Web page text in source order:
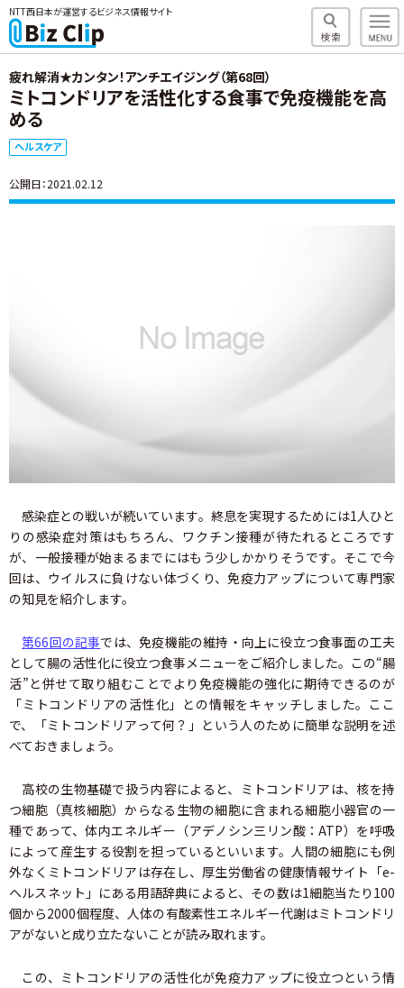
NTT西日本が運営するビジネス情報サイト
疲れ解消★カンタン！アンチエイジング（第68回）
ミトコンドリアを活性化する食事で免疫機能を高
める
ヘルスケア
公開日：2021.02.12
感染症との戦いが続いています。終息を実現するためには1人ひと
りの感染症対策はもちろん、ワクチン接種が待たれるところです
が、一般接種が始まるまでにはもう少しかかりそうです。そこで今
回は、ウイルスに負けない体づくり、免疫力アップについて専門家
の知見を紹介します。
第66回の記事では、免疫機能の維持・向上に役立つ食事面の工夫
として腸の活性化に役立つ食事メニューをご紹介しました。この“腸
活”と併せて取り組むことでより免疫機能の強化に期待できるのが
「ミトコンドリアの活性化」との情報をキャッチしました。ここ
で、「ミトコンドリアって何？」という人のために簡単な説明を述
べておきましょう。
高校の生物基礎で扱う内容によると、ミトコンドリアは、核を持
つ細胞（真核細胞）からなる生物の細胞に含まれる細胞小器官の一
種であって、体内エネルギー（アデノシン三リン酸：ATP）を呼吸
によって産生する役割を担っているといいます。人間の細胞にも例
外なくミトコンドリアは存在し、厚生労働省の健康情報サイト「e-
ヘルスネット」にある用語辞典によると、その数は1細胞当たり100
個から2000個程度、人体の有酸素性エネルギー代謝はミトコンドリ
アがないと成り立たないことが読み取れます。
この、ミトコンドリアの活性化が免疫力アップに役立つという情